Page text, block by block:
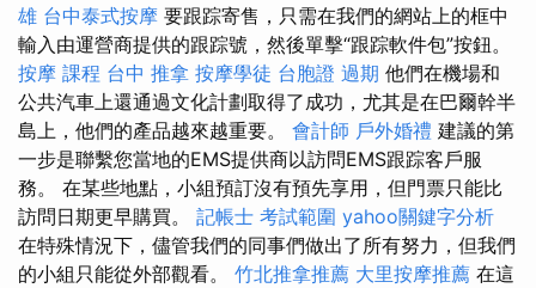
雄 台中泰式按摩 要跟踪寄售，只需在我們的網站上的框中
輸入由運營商提供的跟踪號，然後單擊“跟踪軟件包”按鈕。
按摩 課程 台中 推拿 按摩學徒 台胞證 過期 他們在機場和
公共汽車上還通過文化計劃取得了成功，尤其是在巴爾幹半
島上，他們的產品越來越重要。 會計師 戶外婚禮 建議的第
一步是聯繫您當地的EMS提供商以訪問EMS跟踪客戶服
務。 在某些地點，小組預訂沒有預先享用，但門票只能比
訪問日期更早購買。 記帳士 考試範圍 yahoo關鍵字分析
在特殊情況下，儘管我們的同事們做出了所有努力，但我們
的小組只能從外部觀看。 竹北推拿推薦 大里按摩推薦 在這